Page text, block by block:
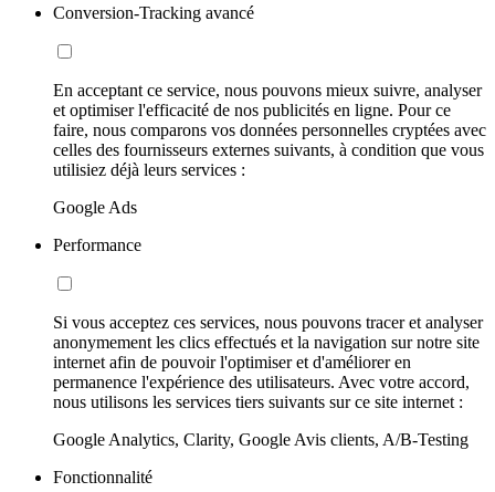
Conversion-Tracking avancé
En acceptant ce service, nous pouvons mieux suivre, analyser
et optimiser l'efficacité de nos publicités en ligne. Pour ce
faire, nous comparons vos données personnelles cryptées avec
celles des fournisseurs externes suivants, à condition que vous
utilisiez déjà leurs services :
Google Ads
Performance
Si vous acceptez ces services, nous pouvons tracer et analyser
anonymement les clics effectués et la navigation sur notre site
internet afin de pouvoir l'optimiser et d'améliorer en
permanence l'expérience des utilisateurs. Avec votre accord,
nous utilisons les services tiers suivants sur ce site internet :
Google Analytics, Clarity, Google Avis clients, A/B-Testing
Fonctionnalité